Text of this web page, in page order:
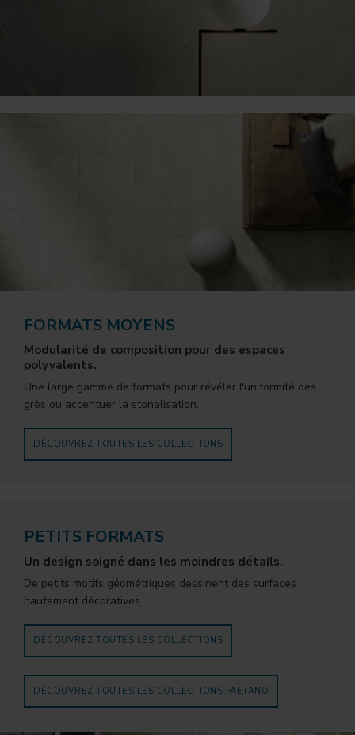
FORMATS MOYENS
Modularité de composition pour des espaces
polyvalents.
Une large gamme de formats pour révéler l'uniformité des
grès ou accentuer la stonalisation.
DÉCOUVREZ TOUTES LES COLLECTIONS
PETITS FORMATS
Un design soigné dans les moindres détails.
De petits motifs géométriques dessinent des surfaces
hautement décoratives.
DÉCOUVREZ TOUTES LES COLLECTIONS
DÉCOUVREZ TOUTES LES COLLECTIONS FAETANO